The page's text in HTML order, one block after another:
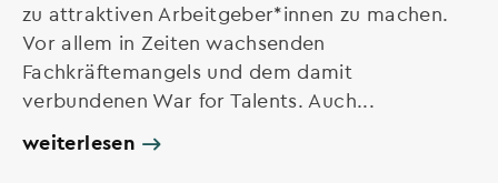
zu attraktiven Arbeitgeber*innen zu machen.
Vor allem in Zeiten wachsenden
Fachkräftemangels und dem damit
verbundenen War for Talents. Auch...
weiterlesen